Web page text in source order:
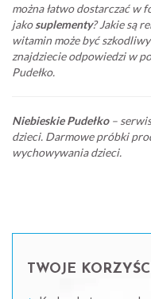
można łatwo dostarczać w
jakosuplementy? Jakie są
witamin może być
znajdziecie odpowiedzi w
Pudełko.
Niebieskie Pudełko–
dzieci. Darmowe próbki
wychowywania dzieci.
TWOJE